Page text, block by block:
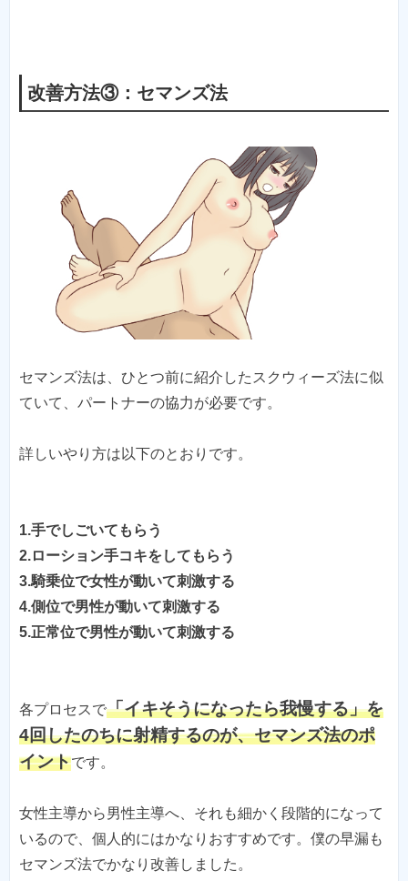
改善方法③：セマンズ法
セマンズ法は、ひとつ前に紹介したスクウィーズ法に似
ていて、パートナーの協力が必要です。
詳しいやり方は以下のとおりです。
1.手でしごいてもらう
2.ローション手コキをしてもらう
3.騎乗位で女性が動いて刺激する
4.側位で男性が動いて刺激する
各プロセスで「イキそうになったら我慢する」を
4回したのちに射精するのが、セマンズ法のポ
イントです。
女性主導から男性主導へ、それも細かく段階的になって
いるので、個人的にはかなりおすすめです。僕の早漏も
セマンズ法でかなり改善しました。